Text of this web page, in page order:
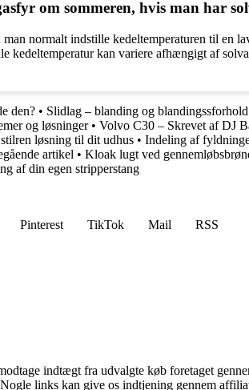
om sommeren, hvis man har
normalt indstille kedeltemperaturen til en
kedeltemperatur kan variere afhængigt af
den? • Slidlag – blanding og blandingssforhold
og løsninger• Volvo C30 – Skrevet af DJ
løsning til dit udhus • Indeling af
artikel • Kloak lugt ved
af din egen stripperstang
Pinterest TikTok Mail
RSS
indtægt fra udvalgte køb foretaget
links kan give os indtjening gennem